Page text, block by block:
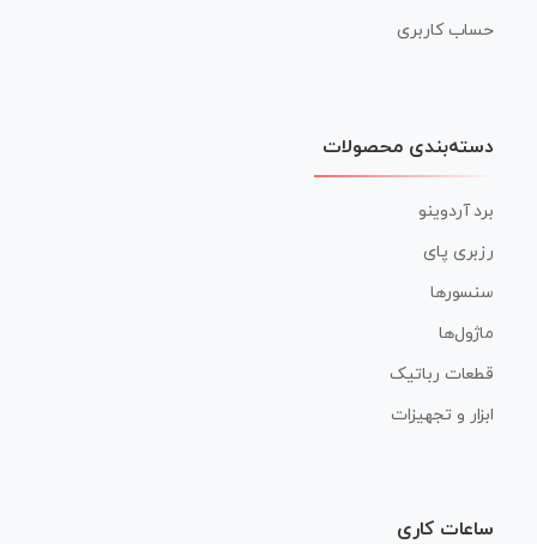
حساب کاربری
دسته‌بندی محصولات
برد آردوینو
رزبری پای
سنسورها
ماژول‌ها
قطعات رباتیک
ابزار و تجهیزات
ساعات کاری